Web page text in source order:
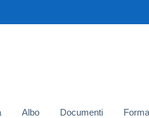
Albo Documenti